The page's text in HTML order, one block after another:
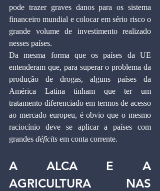
pode trazer graves danos para os sistema
financeiro mundial e colocar em sério risco o
grande volume de investimento realizado
nesses países.
Da mesma forma que os países da UE
entenderam que, para superar o problema da
produção de drogas, alguns países da
América Latina tinham que ter um
tratamento diferenciado em termos de acesso
ao mercado europeu, é obvio que o mesmo
raciocínio deve se aplicar a países com
grandes déficits em conta corrente.
A ALCA E A
AGRICULTURA NAS